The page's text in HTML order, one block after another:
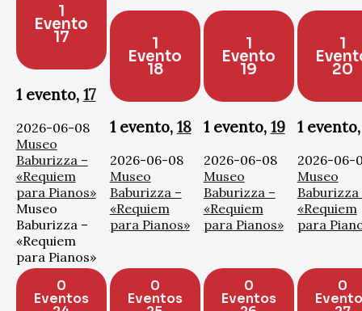
1
Evento
17
1 evento, 17
2026-06-08
Museo
Baburizza –
«Requiem
para Pianos»
Museo
Baburizza –
«Requiem
para Pianos»
1
Evento
18
1 evento, 18
2026-06-08
Museo
Baburizza –
«Requiem
para Pianos»
1
Evento
19
1 evento, 19
2026-06-08
Museo
Baburizza –
«Requiem
para Pianos»
1
20
1
2026-06-
Museo
Baburizza
«Requiem
para
0
Eventos
0
Eventos
0
Eventos
0